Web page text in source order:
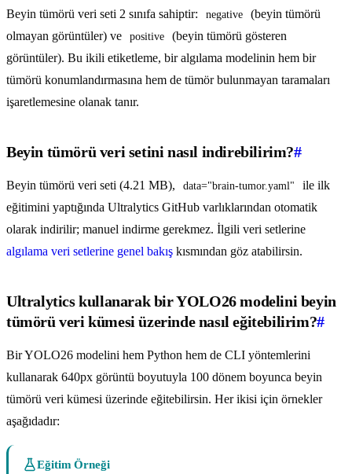
Beyin tümörü veri seti 2 sınıfa sahiptir: negative
(beyin tümörü
olmayan görüntüler) ve
positive
(beyin tümörü gösteren
görüntüler). Bu ikili etiketleme, bir algılama modelinin hem bir
tümörü konumlandırmasına hem de tümör bulunmayan taramaları
işaretlemesine olanak tanır.
Beyin tümörü veri setini nasıl indirebilirim?#
Beyin tümörü veri seti (4.21 MB), data="brain-tumor.yaml"
ile ilk
eğitimini yaptığında Ultralytics GitHub varlıklarından otomatik
olarak indirilir; manuel indirme gerekmez. İlgili veri setlerine
algılama veri setlerine genel bakış kısmından göz atabilirsin.
Ultralytics kullanarak bir YOLO26 modelini beyin
tümörü veri kümesi üzerinde nasıl eğitebilirim?#
Bir YOLO26 modelini hem Python hem de CLI yöntemlerini
kullanarak 640px görüntü boyutuyla 100 dönem boyunca beyin
tümörü veri kümesi üzerinde eğitebilirsin. Her ikisi için örnekler
aşağıdadır:
Eğitim Örneği